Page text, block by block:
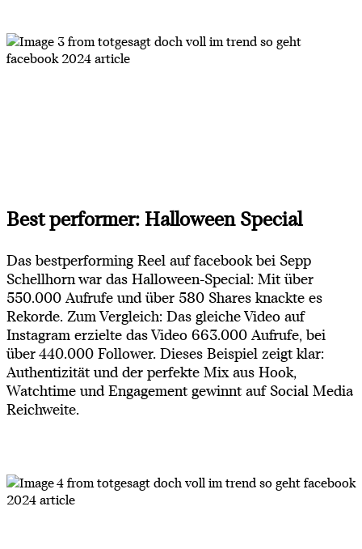
Best performer: Halloween Special
Das bestperforming Reel auf facebook bei Sepp
Schellhorn war das Halloween-Special: Mit über
550.000 Aufrufe und über 580 Shares knackte es
Rekorde. Zum Vergleich: Das gleiche Video auf
Instagram erzielte das Video 663.000 Aufrufe, bei
über 440.000 Follower. Dieses Beispiel zeigt klar:
Authentizität und der perfekte Mix aus Hook,
Watchtime und Engagement gewinnt auf Social Media
Reichweite.